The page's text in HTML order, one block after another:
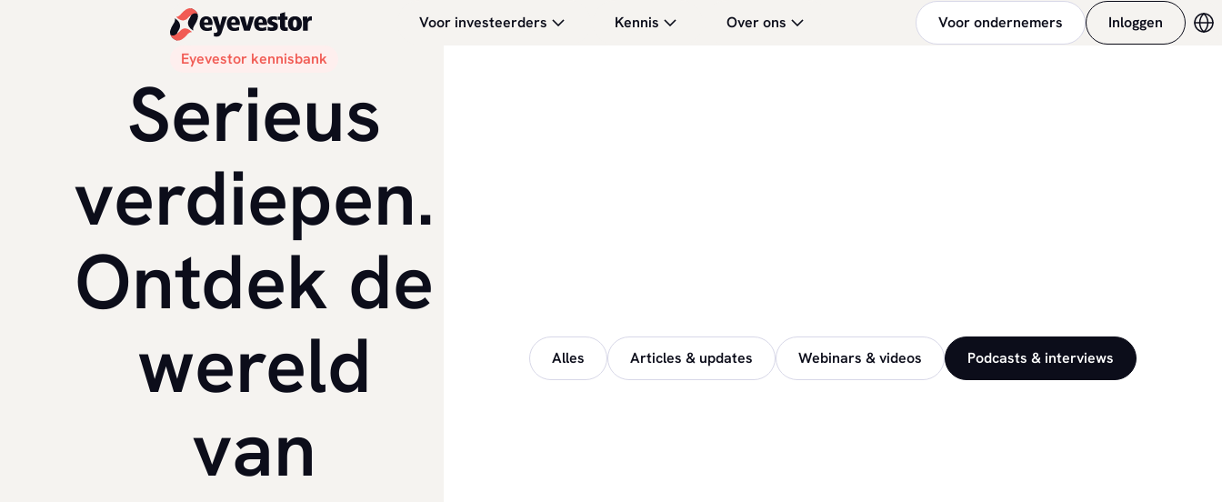
Voor investeerders Kennis Over ons Voor ondernemers Inloggen
Eyevestor kennisbank
Serieus
verdiepen.
Ontdek de
wereld
van
Alles Articles & updates Webinars & videos Podcasts & interviews